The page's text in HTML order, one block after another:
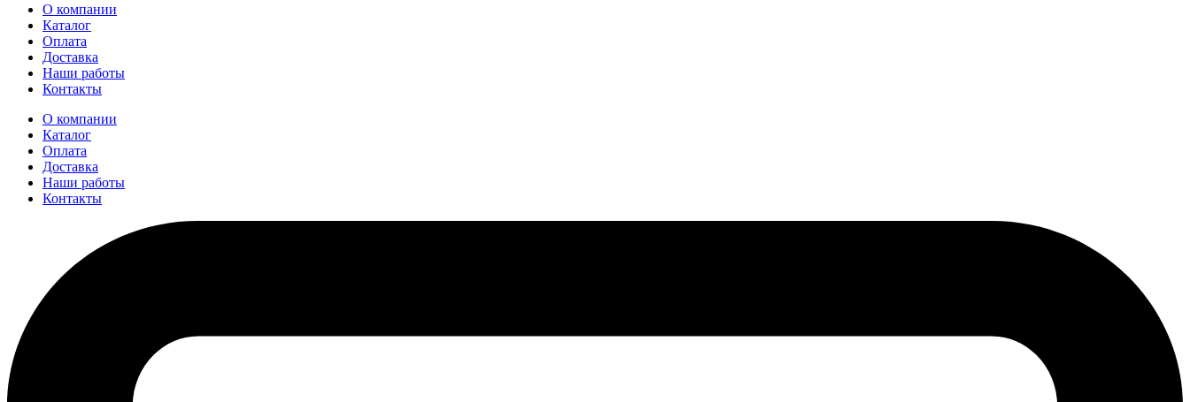
О компании
Каталог
Оплата
Доставка
Наши работы
Контакты
О компании
Каталог
Оплата
Доставка
Наши работы
Контакты